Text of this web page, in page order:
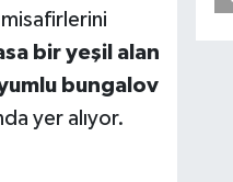
bir yeşil alan
bungalov
yer alıyor.